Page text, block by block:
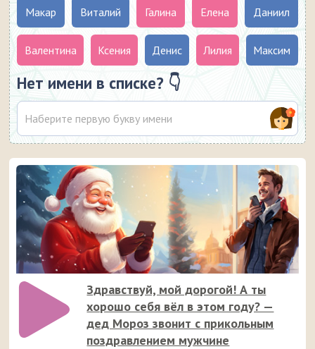
Макар Виталий Галина Елена Даниил
Валентина Ксения Денис Лилия Максим
Нет имени в списке? 👇
Здравствуй, мой дорогой! А ты
хорошо себя вёл в этом году? —
дед Мороз звонит с прикольным
поздравлением мужчине